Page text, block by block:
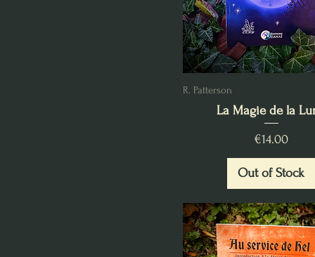
R. Patterson
La Magie de la
Price
€14.00
Out of Stock